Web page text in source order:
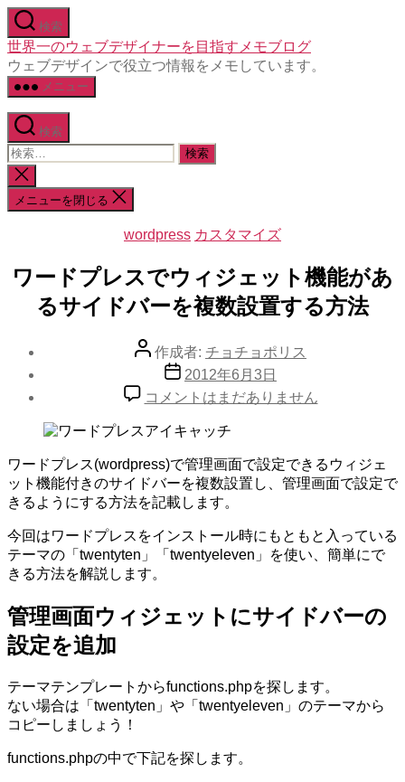
コ
ン
テ
ン
ツ
へ
ス
キ
ッ
プ
検索
世界一のウェブデザイナーを目指すメモブログ
ウェブデザインで役立つ情報をメモしています。
メニュー
検索
検
索
対
象:
検
索
を
メニューを閉じる
カ
ゴ
リ
ー
wordpress カスタマイズ
ワードプレスでウィジェット機能があ
るサイドバーを複数設置する方法
投
者
作成者: チョチョポリス
投
稿
日
2012年6月3日
ワ
ド
レ
ス
で
ィ
ジ
ェ
ト
が
あ
る
イ
コメントはまだありません
ワードプレス(wordpress)で管理画面で設定できるウィジェ
ット機能付きのサイドバーを複数設置し、管理画面で設定で
きるようにする方法を記載します。
今回はワードプレスをインストール時にもともと入っている
テーマの「twentyten」「twentyeleven」を使い、簡単にで
きる方法を解説します。
管理画面ウィジェットにサイドバーの
設定を追加
テーマテンプレートからfunctions.phpを探します。
ない場合は「twentyten」や「twentyeleven」のテーマから
コピーしましょう！
functions.phpの中で下記を探します。